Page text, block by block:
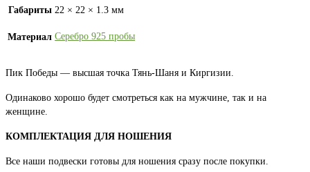
Габариты 22 × 22 × 1.3 мм
Материал Серебро 925 пробы
Пик Победы — высшая точка Тянь-Шаня и Киргизии.
Одинаково хорошо будет смотреться как на мужчине, так и на
женщине.
КОМПЛЕКТАЦИЯ ДЛЯ НОШЕНИЯ
Все наши подвески готовы для ношения сразу после покупки.